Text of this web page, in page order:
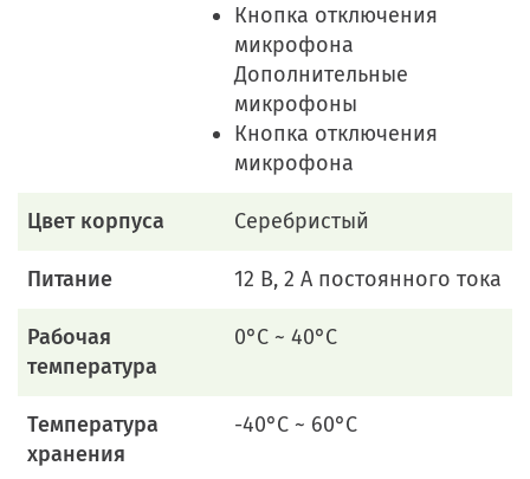
Кнопка отключения
микрофона
Дополнительные
микрофоны
Кнопка отключения
микрофона
Цвет корпуса Серебристый
Питание 12 В, 2 А постоянного тока
Рабочая
температура
0°C ~ 40°C
Температура
хранения
-40°C ~ 60°C